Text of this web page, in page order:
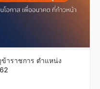
าราชการ ตำแหน่ง